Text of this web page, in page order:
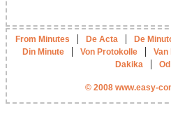
From Minutes | De Acta | De
Din Minute | Von Protokolle | Van
Dakika
|
© 2008 www.easy-